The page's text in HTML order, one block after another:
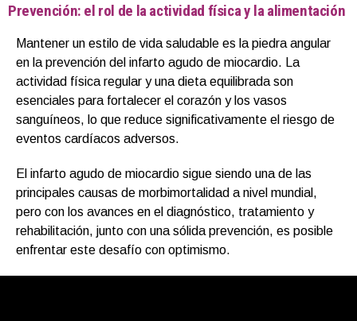
Prevención: el rol de la actividad física y la alimentación
Mantener un estilo de vida saludable es la piedra angular
en la prevención del infarto agudo de miocardio. La
actividad física regular y una dieta equilibrada son
esenciales para fortalecer el corazón y los vasos
sanguíneos, lo que reduce significativamente el riesgo de
eventos cardíacos adversos.
El infarto agudo de miocardio sigue siendo una de las
principales causas de morbimortalidad a nivel mundial,
pero con los avances en el diagnóstico, tratamiento y
rehabilitación, junto con una sólida prevención, es posible
enfrentar este desafío con optimismo.